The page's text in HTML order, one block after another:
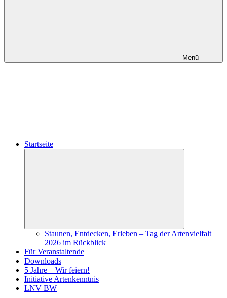
Menü
Startseite
Staunen, Entdecken, Erleben – Tag der Artenvielfalt
2026 im Rückblick
Für Veranstaltende
Downloads
5 Jahre – Wir feiern!
Initiative Artenkenntnis
LNV BW